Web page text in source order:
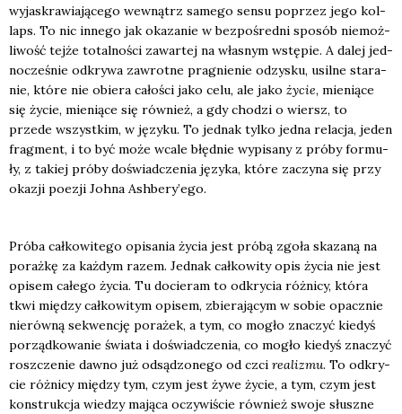
wyja­skra­wia­ją­ce­go wewnątrz same­go sen­su poprzez jego kol­
laps. To nic inne­go jak oka­za­nie w bez­po­śred­ni spo­sób nie­moż­
li­wość tej­że total­no­ści zawar­tej na wła­snym wstę­pie. A dalej jed­
no­cze­śnie odkry­wa zawrot­ne pra­gnie­nie odzy­sku, usil­ne sta­ra­
nie, któ­re nie obie­ra cało­ści jako celu, ale jako życie, mie­nią­ce
się życie, mie­nią­ce się rów­nież, a gdy cho­dzi o wiersz, to
przede wszyst­kim, w języ­ku. To jed­nak tyl­ko jed­na rela­cja, jeden
frag­ment, i to być może wca­le błęd­nie wypi­sa­ny z pró­by for­mu­
ły, z takiej pró­by doświad­cze­nia języ­ka, któ­re zaczy­na się przy
oka­zji poezji Joh­na Ashbery’ego.
Pró­ba cał­ko­wi­te­go opi­sa­nia życia jest pró­bą zgo­ła ska­za­ną na
poraż­kę za każ­dym razem. Jed­nak cał­ko­wi­ty opis życia nie jest
opi­sem całe­go życia. Tu docie­ram to odkry­cia róż­ni­cy, któ­ra
tkwi mię­dzy cał­ko­wi­tym opi­sem, zbie­ra­ją­cym w sobie opacz­nie
nie­rów­ną sekwen­cję pora­żek, a tym, co mogło zna­czyć kie­dyś
porząd­ko­wa­nie świa­ta i doświad­cze­nia, co mogło kie­dyś zna­czyć
rosz­cze­nie daw­no już odsą­dzo­ne­go od czci reali­zmu. To odkry­
cie róż­ni­cy mię­dzy tym, czym jest żywe życie, a tym, czym jest
kon­struk­cja wie­dzy mają­ca oczy­wi­ście rów­nież swo­je słusz­ne